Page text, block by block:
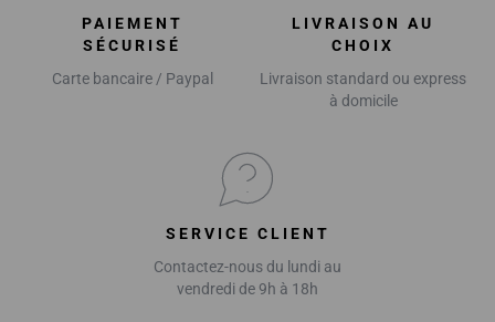
PAIEMENT
SÉCURISÉ
Carte bancaire / Paypal
LIVRAISON AU
CHOIX
Livraison standard ou express
à domicile
SERVICE CLIENT
Contactez-nous du lundi au
vendredi de 9h à 18h